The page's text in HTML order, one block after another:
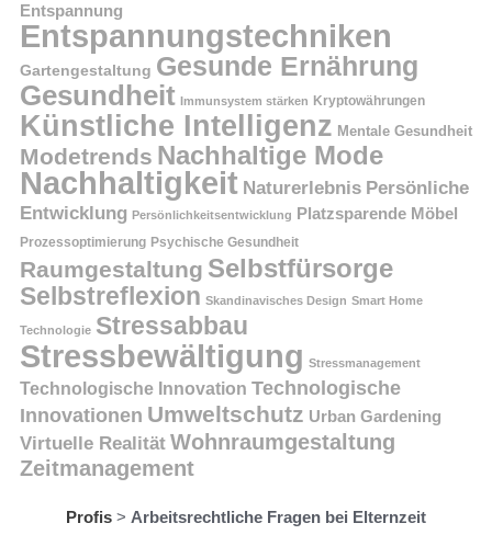
Entspannung
Entspannungstechniken
Gartengestaltung Gesunde Ernährung
Gesundheit Immunsystem stärken Kryptowährungen
Künstliche Intelligenz Mentale Gesundheit
Modetrends Nachhaltige Mode
Nachhaltigkeit Naturerlebnis Persönliche
Entwicklung Persönlichkeitsentwicklung Platzsparende Möbel
Prozessoptimierung Psychische Gesundheit
Raumgestaltung Selbstfürsorge
Selbstreflexion Skandinavisches Design Smart Home
Technologie Stressabbau
Stressbewältigung Stressmanagement
Technologische Innovation Technologische
Innovationen Umweltschutz Urban Gardening
Virtuelle Realität Wohnraumgestaltung
Zeitmanagement
Profis > Arbeitsrechtliche Fragen bei Elternzeit